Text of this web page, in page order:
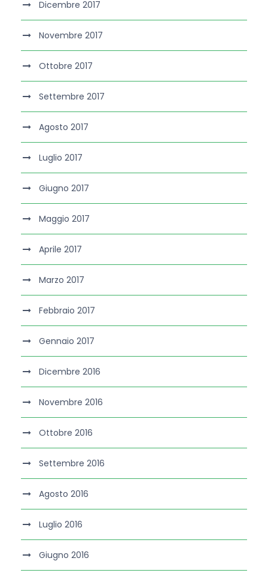
Dicembre 2017
Novembre 2017
Ottobre 2017
Settembre 2017
Agosto 2017
Luglio 2017
Giugno 2017
Maggio 2017
Aprile 2017
Marzo 2017
Febbraio 2017
Gennaio 2017
Dicembre 2016
Novembre 2016
Ottobre 2016
Settembre 2016
Agosto 2016
Luglio 2016
Giugno 2016